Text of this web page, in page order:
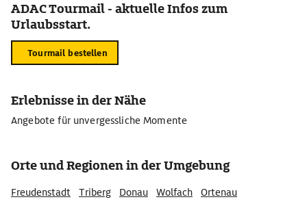
ADAC Tourmail - aktuelle Infos zum
Urlaubsstart.
Tourmail bestellen
Erlebnisse in der Nähe
Angebote für unvergessliche Momente
Orte und Regionen in der Umgebung
Freudenstadt Triberg Donau Wolfach Ortenau